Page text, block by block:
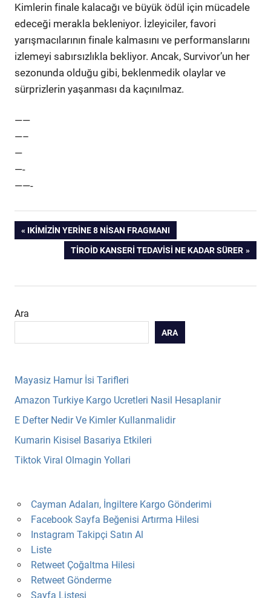
Kimlerin finale kalacağı ve büyük ödül için mücadele
edeceği merakla bekleniyor. İzleyiciler, favori
yarışmacılarının finale kalmasını ve performanslarını
izlemeyi sabırsızlıkla bekliyor. Ancak, Survivor’un her
sezonunda olduğu gibi, beklenmedik olaylar ve
sürprizlerin yaşanması da kaçınılmaz.
——
—–
—
—-
——-
Yazı
gezinmesi
PREVIOUS
IKIMIZIN YERINE 8 NISAN FRAGMANI
NEXT
TIROID KANSERI TEDAVISI NE KADAR SÜRER
Ara
ARA
Mayasiz Hamur İsi Tarifleri
Amazon Turkiye Kargo Ucretleri Nasil Hesaplanir
E Defter Nedir Ve Kimler Kullanmalidir
Kumarin Kisisel Basariya Etkileri
Tiktok Viral Olmagin Yollari
Cayman Adaları, İngiltere Kargo Gönderimi
Facebook Sayfa Beğenisi Artırma Hilesi
Instagram Takipçi Satın Al
Liste
Retweet Çoğaltma Hilesi
Retweet Gönderme
Sayfa Listesi